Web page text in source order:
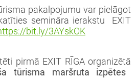
pakalpojumu var pielāgot
semināra ierakstu EXIT
bit.ly/3AYskOK
pirmā EXIT RĪGA organizētā
tūrisma maršruta izpētes